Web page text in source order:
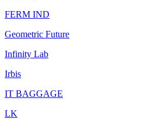
FERM IND
Geometric Future
Infinity Lab
Irbis
IT BAGGAGE
LK